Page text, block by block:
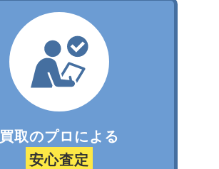
買取のプロによる
安心査定